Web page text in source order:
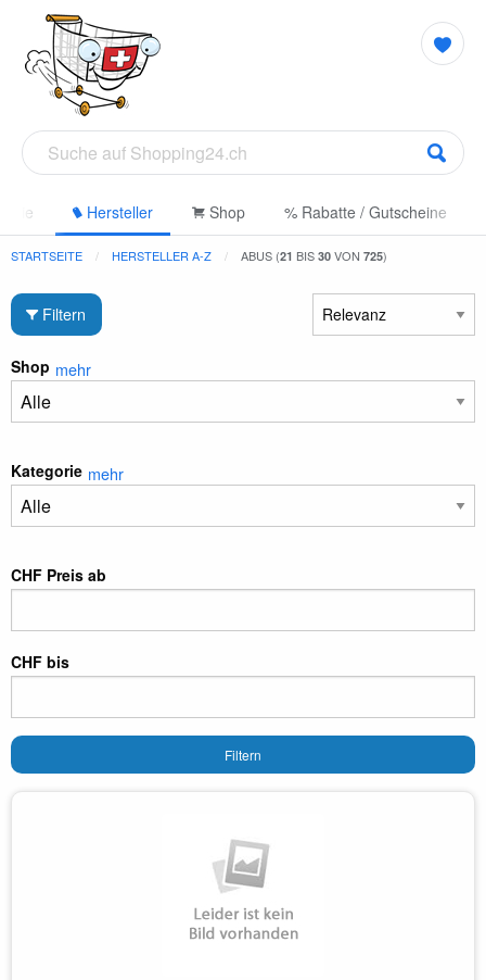
Hersteller Shop % Rabatte / Gutscheine
STARTSEITE HERSTELLER A-Z ABUS (21 BIS 30 VON 725)
Filtern
Shop mehr
Kategorie mehr
CHF Preis ab
CHF bis
Filtern